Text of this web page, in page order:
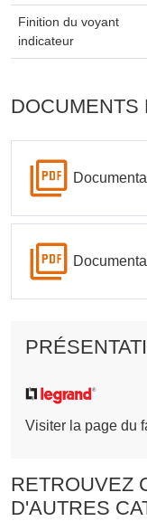
Finition du voyant
indicateur
DOCUMENTS
Visiter la page du
RETROUVEZ
D'AUTRES